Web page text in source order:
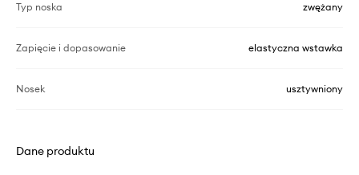
Typ noska zwężany
Zapięcie i dopasowanie elastyczna wstawka
Nosek usztywniony
Dane produktu